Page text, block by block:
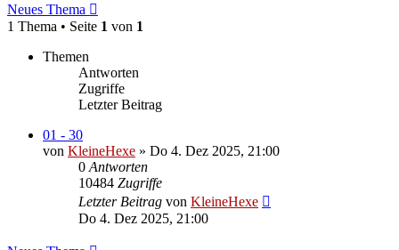
Neues Thema
1 Thema • Seite 1 von 1
Themen
Antworten
Zugriffe
Letzter Beitrag
01 - 30
von KleineHexe » Do 4. Dez 2025, 21:00
0 Antworten
10484 Zugriffe
Letzter Beitrag von KleineHexe
Do 4. Dez 2025, 21:00